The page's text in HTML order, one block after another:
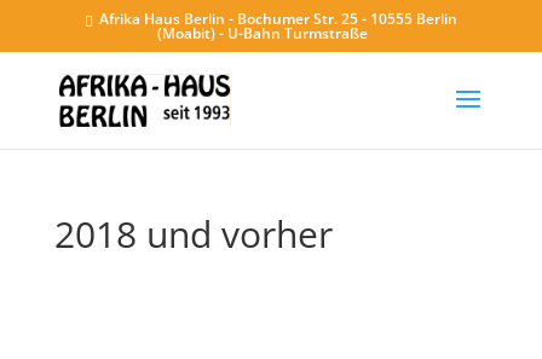
Afrika Haus Berlin - Bochumer Str. 25 - 10555 Berlin
(Moabit) - U-Bahn Turmstraße
2018 und vorher